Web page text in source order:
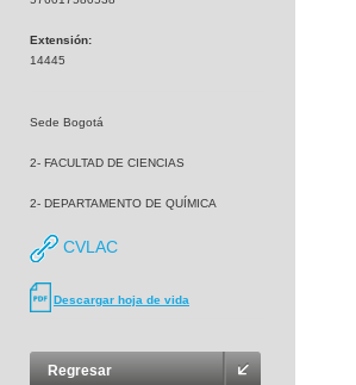
Extensión:
14445
Sede Bogotá
2- FACULTAD DE CIENCIAS
2- DEPARTAMENTO DE QUÍMICA
CVLAC
Descargar hoja de vida
Regresar